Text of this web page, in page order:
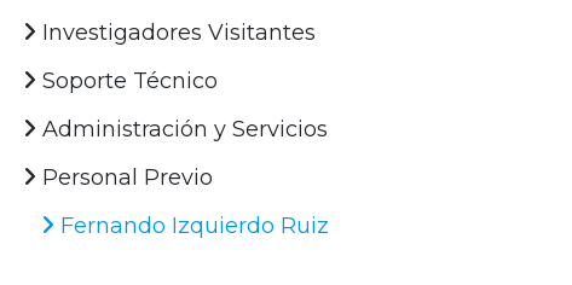
Investigadores Visitantes
Soporte Técnico
Administración y Servicios
Personal Previo
Fernando Izquierdo Ruiz